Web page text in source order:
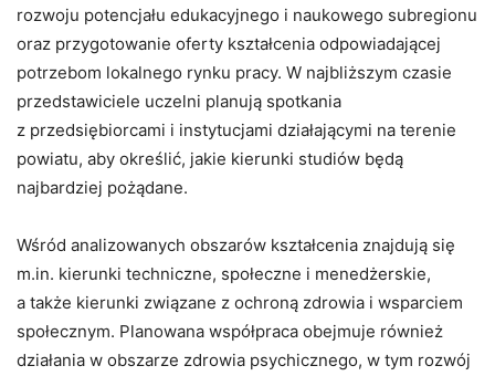
rozwoju potencjału edukacyjnego i naukowego subregionu
oraz przygotowanie oferty kształcenia odpowiadającej
potrzebom lokalnego rynku pracy. W najbliższym czasie
przedstawiciele uczelni planują spotkania
z przedsiębiorcami i instytucjami działającymi na terenie
powiatu, aby określić, jakie kierunki studiów będą
najbardziej pożądane.
Wśród analizowanych obszarów kształcenia znajdują się
m.in. kierunki techniczne, społeczne i menedżerskie,
a także kierunki związane z ochroną zdrowia i wsparciem
społecznym. Planowana współpraca obejmuje również
działania w obszarze zdrowia psychicznego, w tym rozwój